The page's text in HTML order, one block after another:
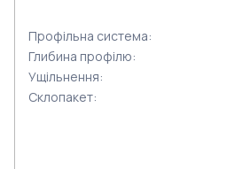
Профільна система:
Глибина профілю:
Ущільнення:
Склопакет: